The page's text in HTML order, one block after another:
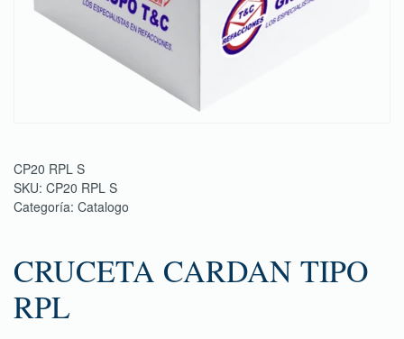
CP20 RPL S
SKU: CP20 RPL S
Categoría: Catalogo
CRUCETA CARDAN TIPO
RPL